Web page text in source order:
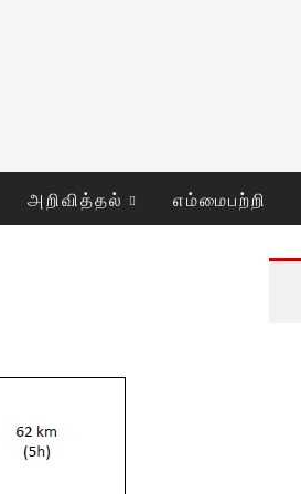
அறிவித்தல் எம்மைபற்றி